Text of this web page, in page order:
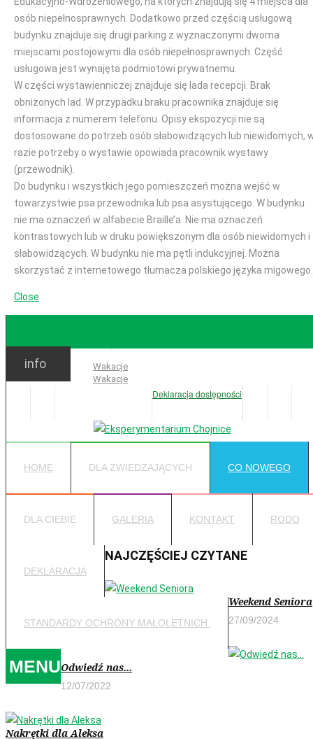
osób niepełnosprawnych. Dodatkowo przed częścią usługową
budynku znajduje się drugi parking z wyznaczonymi dwoma
miejscami postojowymi dla osób niepełnosprawnych. Część
usługowa jest wynajęta podmiotowi prywatnemu.
W części wystawienniczej znajduje się lada recepcji. Brak
obniżonych lad. W przypadku braku pracownika znajduje się
informacja z numerem telefonu. Opisy ekspozycji nie są
dostosowane do potrzeb osób słabowidzących lub niewidomych,
razie potrzeby o wystawie opowiada pracownik wystawy
(przewodnik).
Do budynku i wszystkich jego pomieszczeń można wejść w
towarzystwie psa przewodnika lub psa asystującego. W budynku
nie ma oznaczeń w alfabecie Braille’a. Nie ma oznaczeń
kontrastowych lub w druku powiększonym dla osób niewidomych i
słabowidzących. W budynku nie ma pętli indukcyjnej. Można
skorzystać z internetowego tłumacza polskiego języka migowego.
Close
Ważne:
Wakacje
Wakacje
Deklaracja dostępności
info
HOME DLA ZWIEDZAJĄCYCH CO NOWEGO
DLA CIEBIE GALERIA KONTAKT RODO
DEKLARACJA
STANDARDY OCHRONY MAŁOLETNICH
MENU
NAJCZĘŚCIEJ CZYTANE
Weekend Seniora
27/09/2024
Odwiedź nas...
12/07/2022
Nakrętki dla Aleksa